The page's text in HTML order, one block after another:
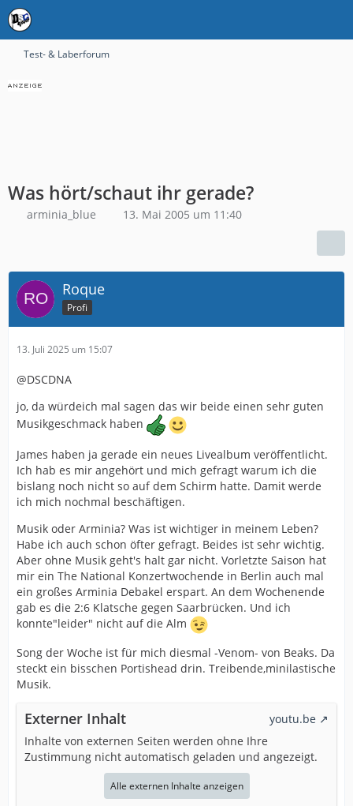
Test- & Laberforum
Was hört/schaut ihr gerade?
arminia_blue 13. Mai 2005 um 11:40
Roque
Profi
13. Juli 2025 um 15:07
@DSCDNA
jo, da würdeich mal sagen das wir beide einen sehr guten
Musikgeschmack haben
James haben ja gerade ein neues Livealbum veröffentlicht.
Ich hab es mir angehört und mich gefragt warum ich die
bislang noch nicht so auf dem Schirm hatte. Damit werde
ich mich nochmal beschäftigen.
Musik oder Arminia? Was ist wichtiger in meinem Leben?
Habe ich auch schon öfter gefragt. Beides ist sehr wichtig.
Aber ohne Musik geht's halt gar nicht. Vorletzte Saison hat
mir ein The National Konzertwochende in Berlin auch mal
ein großes Arminia Debakel erspart. An dem Wochenende
gab es die 2:6 Klatsche gegen Saarbrücken. Und ich
konnte"leider" nicht auf die Alm
Song der Woche ist für mich diesmal -Venom- von Beaks. Da
steckt ein bisschen Portishead drin. Treibende,minilastische
Musik.
Externer Inhalt
youtu.be
Inhalte von externen Seiten werden ohne Ihre
Zustimmung nicht automatisch geladen und angezeigt.
Alle externen Inhalte anzeigen